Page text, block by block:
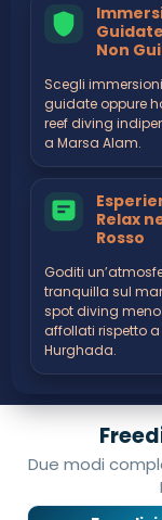
Non
Scegli immersioni
guidate oppure
reef diving
a Marsa Alam.
Relax
Rosso
Goditi
tranquilla sul
spot diving meno
affollati rispetto a
Hurghada.
Due modi